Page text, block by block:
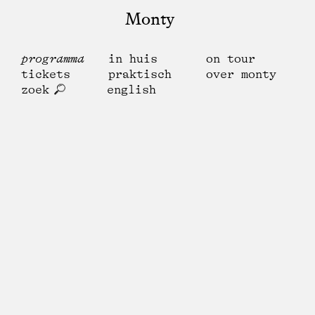
Monty
programma in huis
on tour
tickets
praktisch
over monty
zoek
english